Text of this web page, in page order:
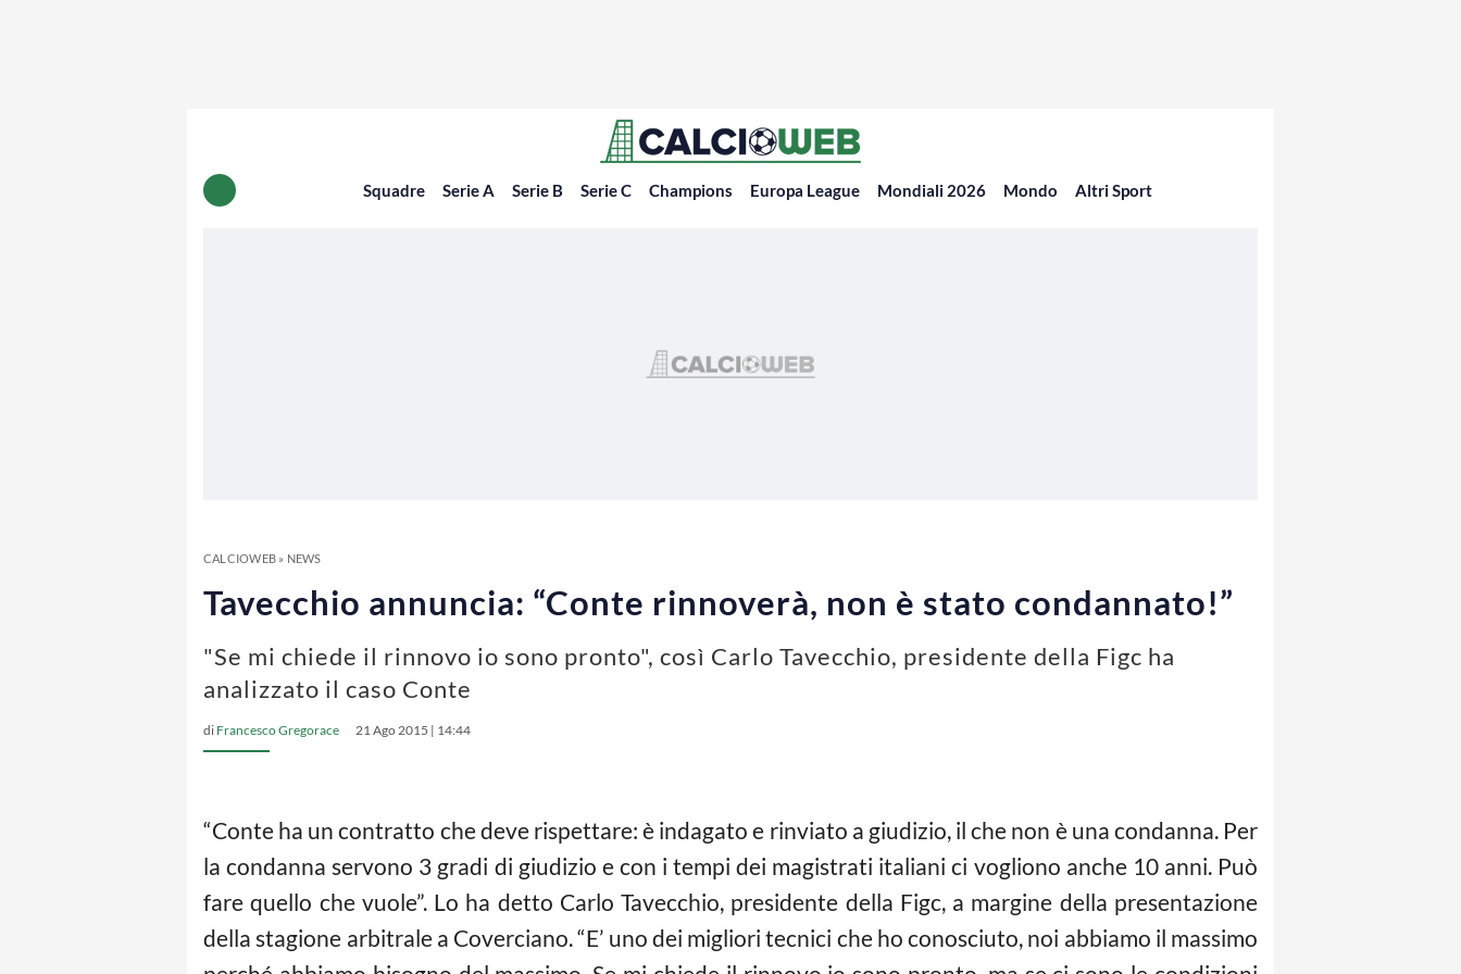
Squadre Serie A Serie B Serie C Champions Europa League Mondiali 2026 Mondo Altri Sport
CALCIOWEB» NEWS
Tavecchio annuncia: “Conte rinnoverà, non è stato condannato!”
"Se mi chiede il rinnovo io sono pronto", così Carlo Tavecchio, presidente della Figc ha
analizzato il caso Conte
di Francesco Gregorace 21 Ago 2015 | 14:44
“Conte ha un contratto che deve rispettare: è indagato e rinviato a giudizio, il che non è una condanna. Per
la condanna servono 3 gradi di giudizio e con i tempi dei magistrati italiani ci vogliono anche 10 anni. Può
fare quello che vuole”. Lo ha detto Carlo Tavecchio, presidente della Figc, a margine della presentazione
della stagione arbitrale a Coverciano. “E’ uno dei migliori tecnici che ho conosciuto, noi abbiamo il massimo